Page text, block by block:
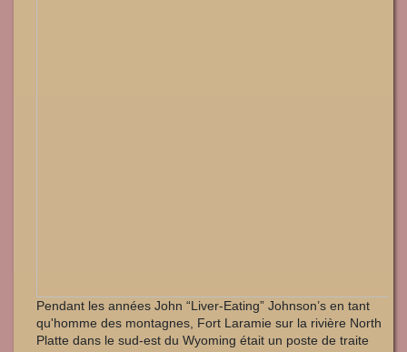
Pendant les années John “Liver-Eating” Johnson’s en tant
qu'homme des montagnes, Fort Laramie sur la rivière North
Platte dans le sud-est du Wyoming était un poste de traite